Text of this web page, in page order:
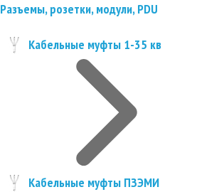
Разъемы, розетки, модули, PDU
Кабельные муфты 1-35 кв
Кабельные муфты ПЗЭМИ